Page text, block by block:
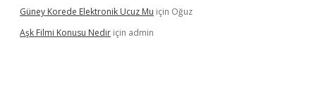
Güney Korede Elektronik Ucuz Mu için Oğuz
Aşk Filmi Konusu Nedir için admin